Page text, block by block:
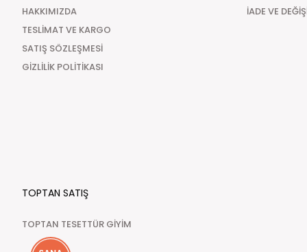
HAKKIMIZDA
TESLİMAT VE KARGO
SATIŞ SÖZLEŞMESİ
GİZLİLİK POLİTİKASI
İADE VE
TOPTAN SATIŞ
TOPTAN TESETTÜR GİYİM